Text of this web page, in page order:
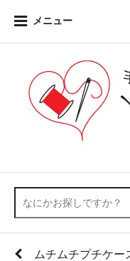
メニュー
ムチムチプチケー